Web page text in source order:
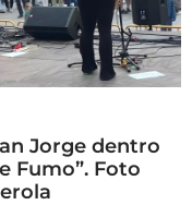
Jorge dentro
Fumo”. Foto